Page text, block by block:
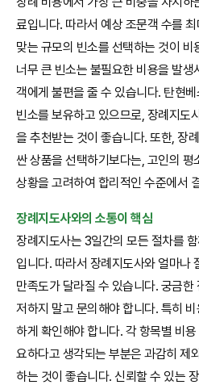
료입니다. 따라서 예상 조문객 수를
맞는 규모의 빈소를 선택하는 것이
너무 큰 빈소는 불필요한 비용을 발
객에게 불편을 줄 수 있습니다. 탄현
빈소를 보유하고 있으므로, 장례지도
을 추천받는 것이 좋습니다. 또한, 장
싼 상품을 선택하기보다는, 고인의 평
상황을 고려하여 합리적인 수준에서
장례지도사와의 소통이 핵심
장례지도사는 3일간의 모든 절차를
입니다. 따라서 장례지도사와 얼마나
만족도가 달라질 수 있습니다. 궁금
저하지 말고 문의해야 합니다. 특히
하게 확인해야 합니다. 각 항목별 비
요하다고 생각되는 부분은 과감히 제
하는 것이 좋습니다. 신뢰할 수 있는